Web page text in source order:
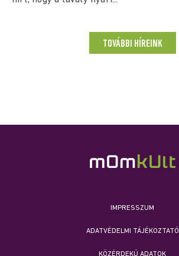
TOVÁBBI HÍREINK
IMPRESSZUM
ADATVÉDELMI TÁJÉKOZTATÓ
KÖZÉRDEKŰ ADATOK